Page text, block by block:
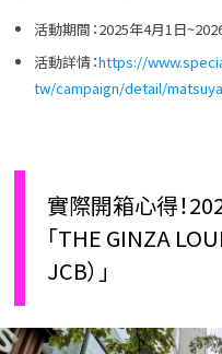
活動期間：2025年4月1日
活動詳情：https://
tw/campaign/detail/
實際開箱心得！
「THE GINZA
JCB）」